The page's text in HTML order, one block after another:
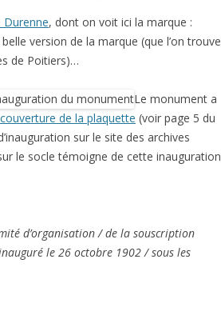
Durenne, dont on voit ici la marque :
version de la marque (que l’on trouve
de Poitiers)…
Le monument a
couverture de la plaquette (voir page 5 du
sur le site des archives
le socle témoigne de cette inauguration
d’organisation / de la souscription
le 26 octobre 1902 / sous les